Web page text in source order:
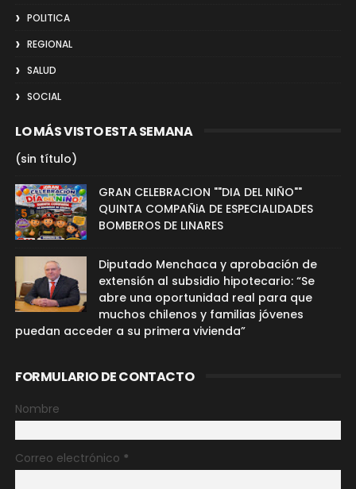
POLITICA
REGIONAL
SALUD
SOCIAL
LO MÁS VISTO ESTA SEMANA
(sin título)
GRAN CELEBRACION ""DIA DEL NIÑO""
QUINTA COMPAÑiA DE ESPECIALIDADES
BOMBEROS DE LINARES
Diputado Menchaca y aprobación de
extensión al subsidio hipotecario: “Se
abre una oportunidad real para que
muchos chilenos y familias jóvenes
puedan acceder a su primera vivienda”
FORMULARIO DE CONTACTO
Nombre
Correo electrónico *